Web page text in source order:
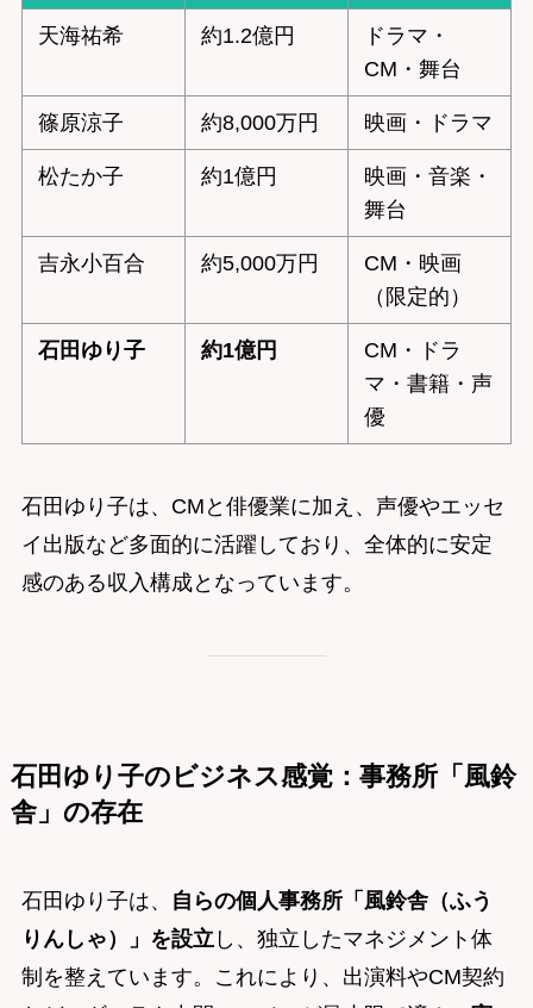
天海祐希 約1.2億円
ドラマ・
CM・舞台
篠原涼子 約8,000万円 映画・ドラマ
松たか子 約1億円
映画・音楽・
舞台
吉永小百合 約5,000万円
CM・映画
（限定的）
石田ゆり子 約1億円
CM・ドラ
マ・書籍・声
優
石田ゆり子は、CMと俳優業に加え、声優やエッセ
イ出版など多面的に活躍しており、全体的に安定
感のある収入構成となっています。
石田ゆり子のビジネス感覚：事務所「風鈴
舎」の存在
石田ゆり子は、
自らの個人事務所「風鈴舎（ふう
りんしゃ）」を設立し、独立したマネジメント体
制を整えています。これにより、出演料やCM契約